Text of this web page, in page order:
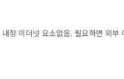
장 이더넷 요소없음. 필요하면 외부